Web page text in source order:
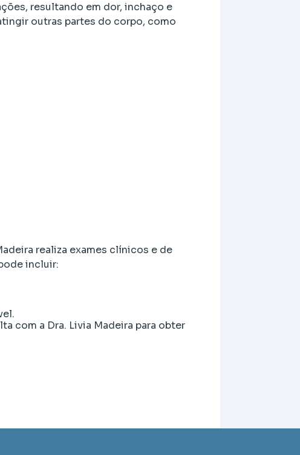
resultando em dor, inchaço e
outras partes do corpo, como
realiza exames clínicos e de
incluir:
com a Dra. Livia Madeira para obter